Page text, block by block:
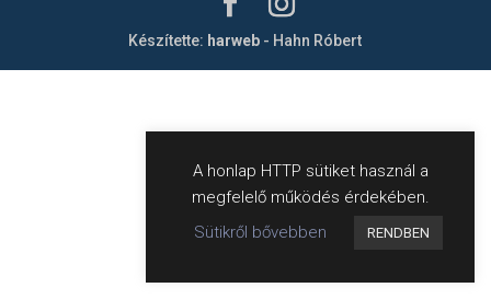
Készítette: harweb - Hahn Róbert
A honlap HTTP sütiket használ a
megfelelő működés érdekében.
Sütikről bővebben
RENDBEN